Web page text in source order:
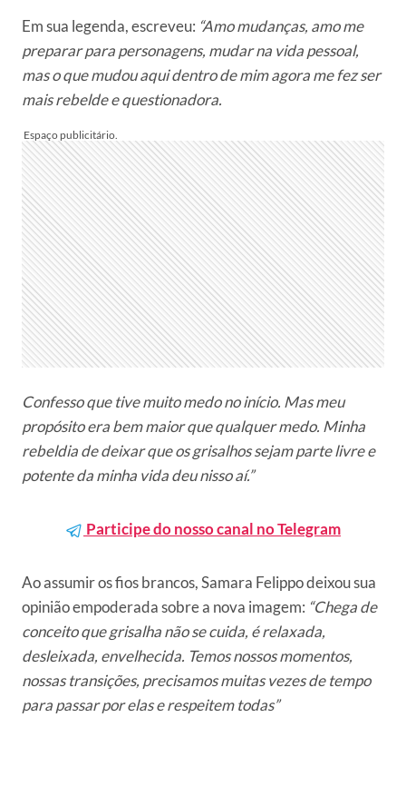
Em sua legenda, escreveu: “Amo mudanças, amo me
preparar para personagens, mudar na vida pessoal,
mas o que mudou aqui dentro de mim agora me fez ser
mais rebelde e questionadora.
Confesso que tive muito medo no início. Mas meu
propósito era bem maior que qualquer medo. Minha
rebeldia de deixar que os grisalhos sejam parte livre e
potente da minha vida deu nisso aí.”
Participe do nosso canal no Telegram
Ao assumir os fios brancos, Samara Felippo deixou sua
opinião empoderada sobre a nova imagem: “Chega de
conceito que grisalha não se cuida, é relaxada,
desleixada, envelhecida. Temos nossos momentos,
nossas transições, precisamos muitas vezes de tempo
para passar por elas e respeitem todas”